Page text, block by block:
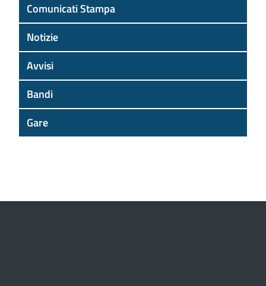
Comunicati Stampa
Notizie
Avvisi
Bandi
Gare